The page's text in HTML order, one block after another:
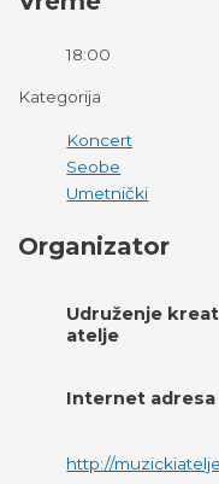
18:00
Kategorija
Koncert
Seobe
Umetnički
Organizator
Udruženje
atelje
Internet adresa
http://